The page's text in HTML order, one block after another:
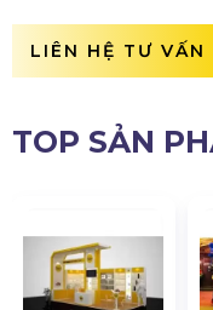
LIÊN HỆ TƯ VẤN
TOP SẢN